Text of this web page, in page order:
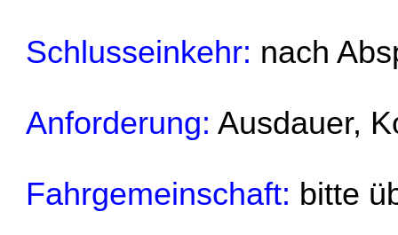
Schlusseinkehr: nach
Anforderung: Ausdauer,
Fahrgemeinschaft: bitte